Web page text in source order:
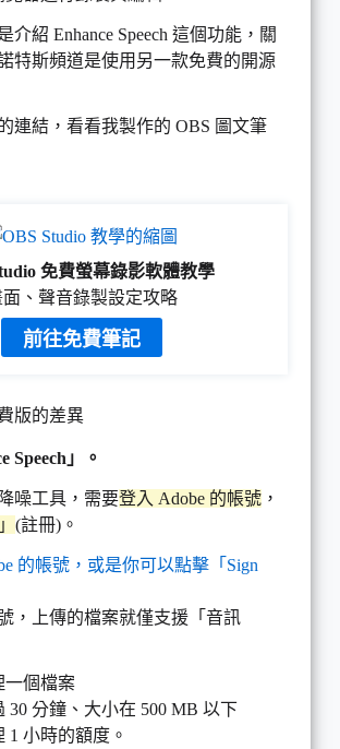
介紹 Enhance Speech 這個功能，關
特斯頻道是使用另一款免費的開源
連結，看看我製作的 OBS 圖文筆
免費螢幕錄影軟體教學
面、聲音錄製設定攻略
前往免費筆記
版的差異
Speech」。
噪工具，需要登入 Adobe 的帳號 ，
(註冊)。
，上傳的檔案就僅支援「音訊
一個檔案
30 分鐘、大小在 500 MB 以下
1 小時的額度。